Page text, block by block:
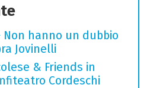
Non hanno un dubbio
Jovinelli
& Friends in
Cordeschi